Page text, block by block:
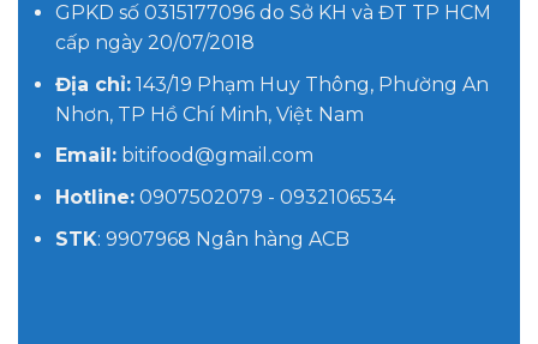
GPKD số 0315177096 do Sở KH và ĐT TP HCM
cấp ngày 20/07/2018
Địa chỉ:143/19 Phạm Huy Thông, Phường An
Nhơn, TP Hồ Chí Minh, Việt Nam
Email:bitifood@gmail.com
Hotline:0907502079 - 0932106534
STK: 9907968 Ngân hàng ACB